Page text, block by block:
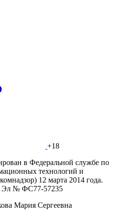
+18
в Федеральной службе по
технологий и
12 марта 2014 года.
Эл № ФС77-57235
Мария Сергеевна